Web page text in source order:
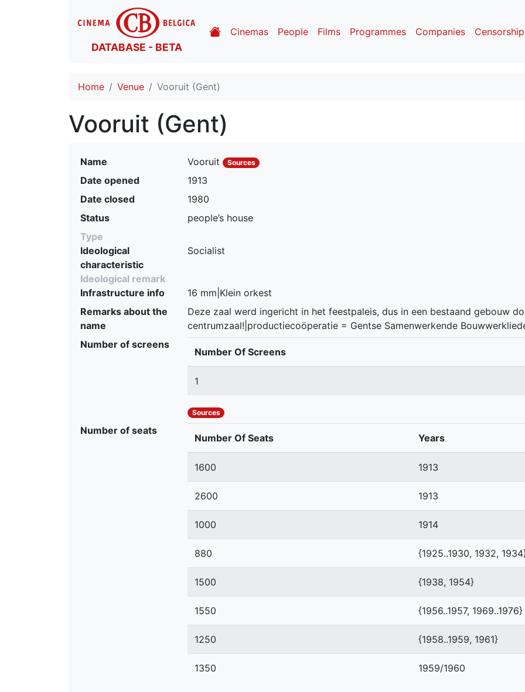
DATABASE - BETA
Cinemas People Films Programmes Companies Censorship
Home Venue Vooruit (Gent)
Vooruit (Gent)
Name Vooruit Sources
Date opened
1913
Date closed
1980
Status
people’s house
Type
Ideological
characteristic
Socialist
Ideological remark
Infrastructure info
16 mm|Klein orkest
Remarks about the
name
Deze zaal werd ingericht in het feestpaleis, dus in een bestaand gebouw
centrumzaal!|productiecoöperatie = Gentse Samenwerkende
Number of screens
Number Of Screens
1
Sources
Number of seats
Number Of Seats Years
1600 1913
2600 1913
1000 1914
880 {1925..1930, 1932,
1500 {1938, 1954}
1550 {1956..1957, 1969..1976}
1250 {1958..1959, 1961}
1350 1959/1960